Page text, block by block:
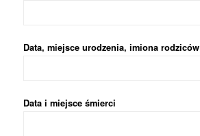
Data, miejsce urodzenia, imiona rodziców
Data i miejsce śmierci